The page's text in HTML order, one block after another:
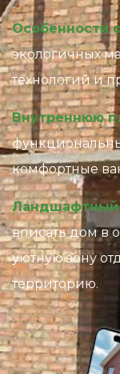
Особенности
экологичных
технологий и
Внутреннюю
комфортные
Ландшафтный
вписать дом в
уютную зону
территорию.